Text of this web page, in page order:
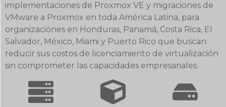
implementaciones de Proxmox VE y migraciones de
VMware a Proxmox en toda América Latina, para
organizaciones en Honduras, Panamá, Costa Rica, El
Salvador, México, Miami y Puerto Rico que buscan
reducir sus costos de licenciamiento de virtualización
sin comprometer las capacidades empresariales.